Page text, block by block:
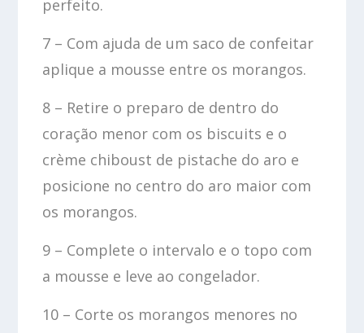
perfeito.
7 – Com ajuda de um saco de confeitar
aplique a mousse entre os morangos.
8 – Retire o preparo de dentro do
coração menor com os biscuits e o
crème chiboust de pistache do aro e
posicione no centro do aro maior com
os morangos.
9 – Complete o intervalo e o topo com
a mousse e leve ao congelador.
10 – Corte os morangos menores no